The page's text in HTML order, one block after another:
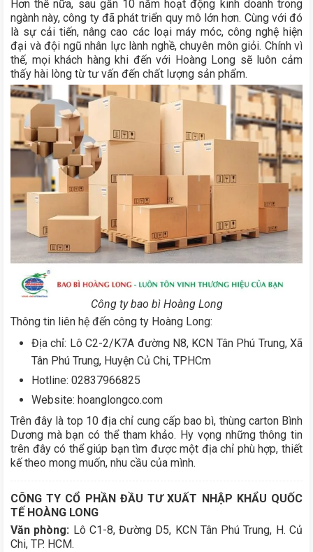
Hơn thế nữa, sau gần 10 năm hoạt động kinh doanh trong
ngành này, công ty đã phát triển quy mô lớn hơn. Cùng với đó
là sự cải tiến, nâng cao các loại máy móc, công nghệ hiện
đại và đội ngũ nhân lực lành nghề, chuyên môn giỏi. Chính vì
thế, mọi khách hàng khi đến với Hoàng Long sẽ luôn cảm
thấy hài lòng từ tư vấn đến chất lượng sản phẩm.
Công ty bao bì Hoàng Long
Thông tin liên hệ đến công ty Hoàng Long:
Địa chỉ: Lô C2-2/K7A đường N8, KCN Tân Phú Trung, Xã
Tân Phú Trung, Huyện Củ Chi, TPHCm
Hotline: 02837966825
Website: hoanglongco.com
Trên đây là top 10 địa chỉ cung cấp bao bì, thùng carton Bình
Dương mà bạn có thể tham khảo. Hy vọng những thông tin
trên đây có thể giúp bạn tìm được một địa chỉ phù hợp, thiết
kế theo mong muốn, nhu cầu của mình.
CÔNG TY CỔ PHẦN ĐẦU TƯ XUẤT NHẬP KHẨU QUỐC
TẾ HOÀNG LONG
Văn phòng: Lô C1-8, Đường D5, KCN Tân Phú Trung, H. Củ
Chi, TP. HCM.